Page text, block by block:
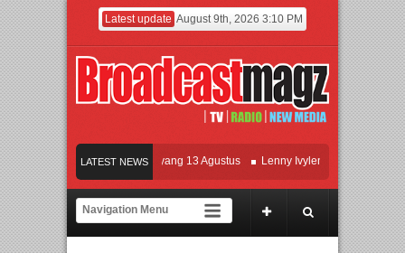
Latest update August 9th, 2026 3:10 PM
LATEST NEWS
KETOK MEJIK Siap Tayang 13 Agustus Lenny Ivylen: 26 Tahun Jaga
dan Universitas Agung Podomoro Jalin Kerja Sama Pendidikan dan Riset untuk